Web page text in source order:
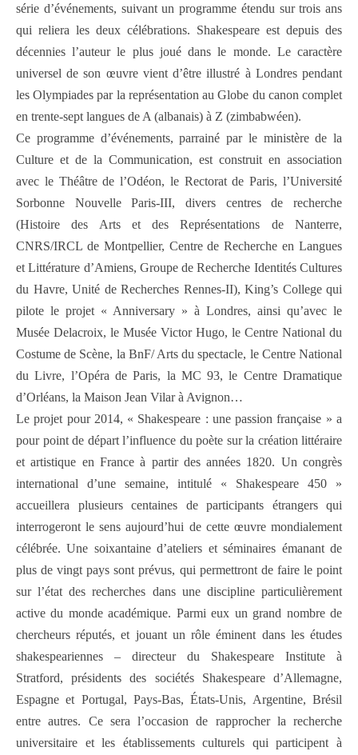
série d’événements, suivant un programme étendu sur trois ans
qui reliera les deux célébrations. Shakespeare est depuis des
décennies l’auteur le plus joué dans le monde. Le caractère
universel de son œuvre vient d’être illustré à Londres pendant
les Olympiades par la représentation au Globe du canon complet
en trente-sept langues de A (albanais) à Z (zimbabwéen).
Ce programme d’événements, parrainé par le ministère de la
Culture et de la Communication, est construit en association
avec le Théâtre de l’Odéon, le Rectorat de Paris, l’Université
Sorbonne Nouvelle Paris-III, divers centres de recherche
(Histoire des Arts et des Représentations de Nanterre,
CNRS/IRCL de Montpellier, Centre de Recherche en Langues
et Littérature d’Amiens, Groupe de Recherche Identités Cultures
du Havre, Unité de Recherches Rennes-II), King’s College qui
pilote le projet « Anniversary » à Londres, ainsi qu’avec le
Musée Delacroix, le Musée Victor Hugo, le Centre National du
Costume de Scène, la BnF/ Arts du spectacle, le Centre National
du Livre, l’Opéra de Paris, la MC 93, le Centre Dramatique
d’Orléans, la Maison Jean Vilar à Avignon…
Le projet pour 2014, « Shakespeare : une passion française » a
pour point de départ l’influence du poète sur la création littéraire
et artistique en France à partir des années 1820. Un congrès
international d’une semaine, intitulé « Shakespeare 450 »
accueillera plusieurs centaines de participants étrangers qui
interrogeront le sens aujourd’hui de cette œuvre mondialement
célébrée. Une soixantaine d’ateliers et séminaires émanant de
plus de vingt pays sont prévus, qui permettront de faire le point
sur l’état des recherches dans une discipline particulièrement
active du monde académique. Parmi eux un grand nombre de
chercheurs réputés, et jouant un rôle éminent dans les études
shakespeariennes – directeur du Shakespeare Institute à
Stratford, présidents des sociétés Shakespeare d’Allemagne,
Espagne et Portugal, Pays-Bas, États-Unis, Argentine, Brésil
entre autres. Ce sera l’occasion de rapprocher la recherche
universitaire et les établissements culturels qui participent à